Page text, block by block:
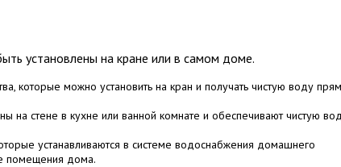
установлены на кране или в самом доме.
которые можно установить на кран и получать чистую воду
на стене в кухне или ванной комнате и обеспечивают чистую
устанавливаются в системе водоснабжения домашнего
помещения дома.